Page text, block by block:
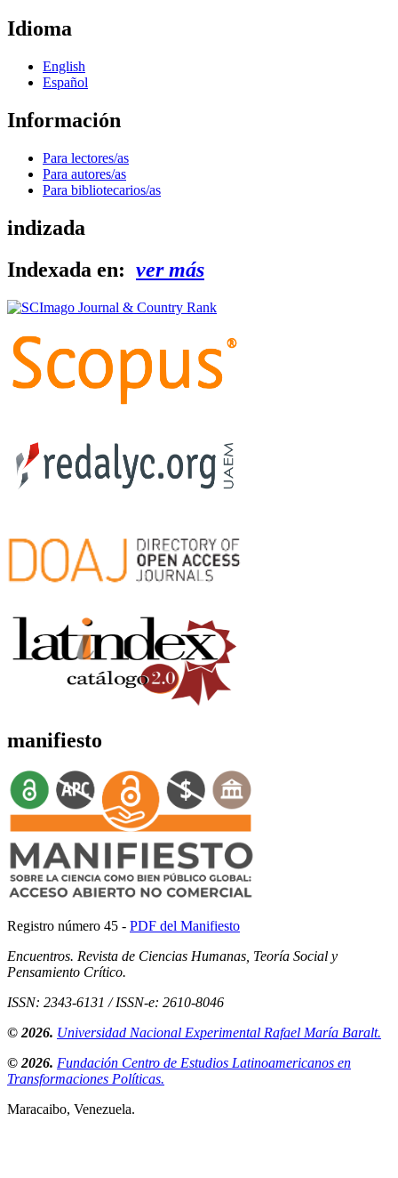
Idioma
English
Español
Información
Para lectores/as
Para autores/as
Para bibliotecarios/as
indizada
Indexada en: ver más
manifiesto
Registro número 45 - PDF del Manifiesto
Encuentros. Revista de Ciencias Humanas, Teoría Social y
Pensamiento Crítico.
ISSN: 2343-6131 / ISSN-e: 2610-8046
© 2026. Universidad Nacional Experimental Rafael María Baralt.
© 2026. Fundación Centro de Estudios Latinoamericanos en
Transformaciones Políticas.
Maracaibo, Venezuela.